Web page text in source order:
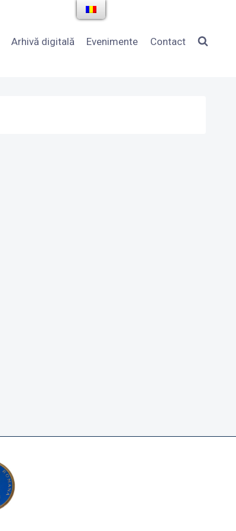
Arhivă digitală Evenimente Contact